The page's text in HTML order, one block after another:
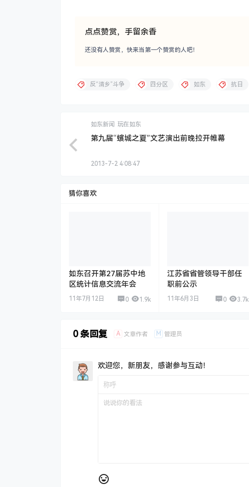
点点赞赏，手留余香
还没有人赞赏，快来当第一个赞赏的人吧！
反“清乡”斗争 四分区 如东 抗日
如东新闻 玩在如东
第九届“蠙城之夏”文艺演出前晚拉开帷幕
2013-7-2 4:08:47
猜你喜欢
如东召开第27届苏中地
区统计信息交流年会
11年7月12日 0 1.9k
江苏省省管领导干部任
职前公示
11年6月3日 0 3.7k
0 条回复 A 文章作者 M 管理员
欢迎您，新朋友，感谢参与互动！